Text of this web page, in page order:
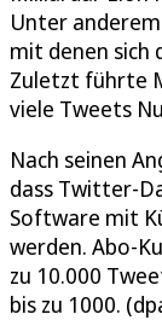
Unter
mit denen sich
Zuletzt führte
viele Tweets
Nach seinen
dass Twitter-
Software mit
werden. Abo-
zu 10.000
bis zu 1000.